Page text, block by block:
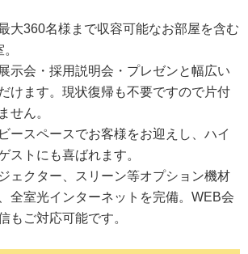
大360名様まで収容可能なお部屋を含む
示会・採用説明会・プレゼンと幅広い
けます。現状復帰も不要ですので片付
せん。
ースペースでお客様をお迎えし、ハイ
ストにも喜ばれます。
ェクター、スリーン等オプション機材
全室光インターネットを完備。WEB会
もご対応可能です。